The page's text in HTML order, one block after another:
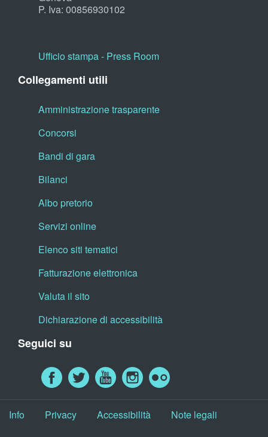
P. Iva: 00856930102
Ufficio stampa - Press Room
Collegamenti utili
Amministrazione trasparente
Concorsi
Bandi di gara
Bilanci
Albo pretorio
Servizi online
Elenco siti tematici
Fatturazione elettronica
Valuta il sito
Dichiarazione di accessibilità
Seguici su
Info Privacy Accessibilità Note legali